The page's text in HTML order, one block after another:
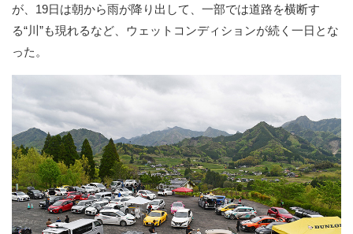
が、19日は朝から雨が降り出して、一部では道路を横断す
る“川”も現れるなど、ウェットコンディションが続く一日とな
った。